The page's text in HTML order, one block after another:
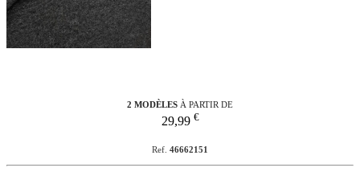
2 MODÈLES À PARTIR DE
29,99 €
Ref. 46662151